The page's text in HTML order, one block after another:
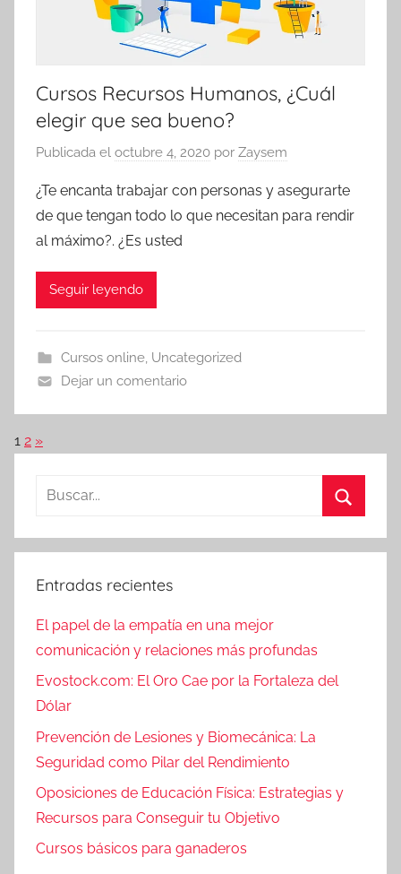
Cursos Recursos Humanos, ¿Cuál
elegir que sea bueno?
Publicada el octubre 4, 2020 por Zaysem
¿Te encanta trabajar con personas y asegurarte
de que tengan todo lo que necesitan para rendir
al máximo?. ¿Es usted
Seguir leyendo
Cursos online, Uncategorized
Dejar un comentario
Paginación
entradas
1 2 Entradas
»
Buscar:
Entradas recientes
El papel de la empatía en una mejor
comunicación y relaciones más profundas
Evostock.com: El Oro Cae por la Fortaleza del
Dólar
Prevención de Lesiones y Biomecánica: La
Seguridad como Pilar del Rendimiento
Oposiciones de Educación Física: Estrategias y
Recursos para Conseguir tu Objetivo
Cursos básicos para ganaderos